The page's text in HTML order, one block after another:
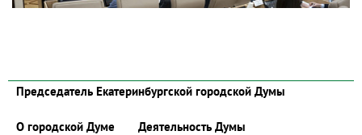
Председатель Екатеринбургской городской Думы
О городской Думе Деятельность Думы